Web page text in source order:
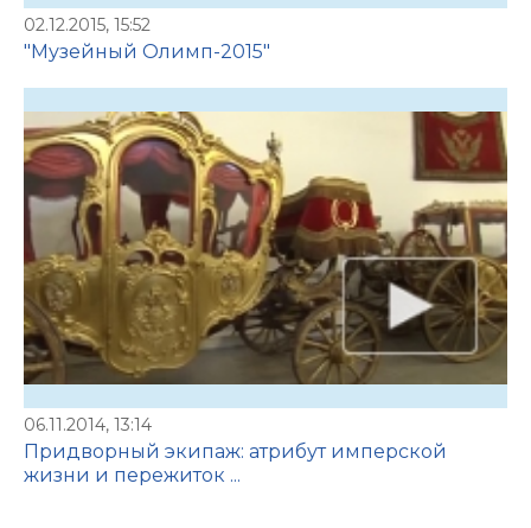
02.12.2015, 15:52
"Музейный Олимп-2015"
06.11.2014, 13:14
Придворный экипаж: атрибут имперской
жизни и пережиток ...